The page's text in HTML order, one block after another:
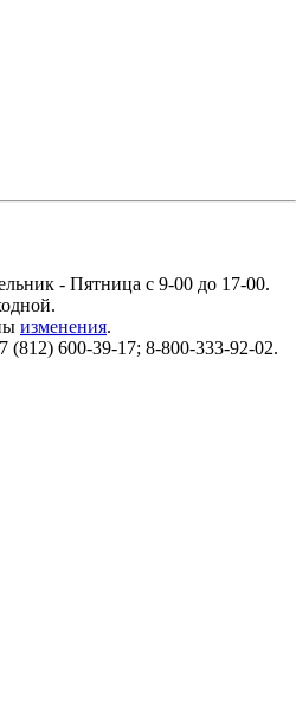
- Пятница с 9-00 до 17-00.
изменения.
(812) 600-39-17; 8-800-333-92-02.